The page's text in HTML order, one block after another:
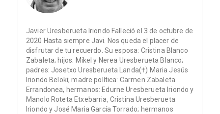
Javier Uresberueta Iriondo Falleció el 3 de octubre de
2020 Hasta siempre Javi. Nos queda el placer de
disfrutar de tu recuerdo. Su esposa: Cristina Blanco
Zabaleta; hijos: Mikel y Nerea Uresberueta Blanco;
padres: Josetxo Uresberueta Landa(†) Maria Jesús
Iriondo Beloki; madre política: Carmen Zabaleta
Errandonea, hermanos: Edurne Uresberueta Iriondo y
Manolo Roteta Etxebarria, Cristina Uresberueta
Iriondo y José Maria García Torrado; hermanos